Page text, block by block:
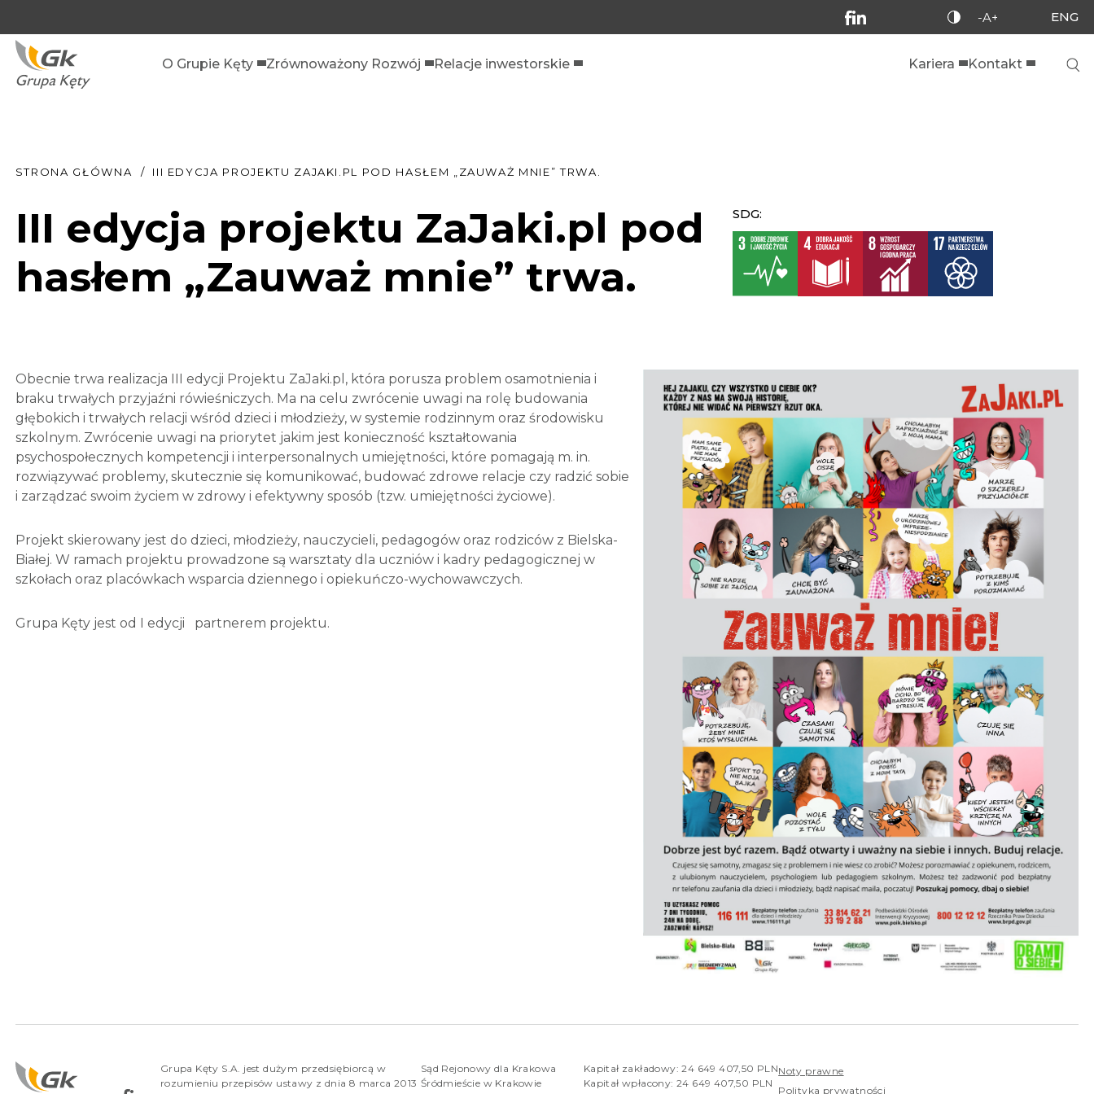
-A+ ENG
O Grupie Kęty Zrównoważony Rozwój Relacje inwestorskie Kariera Kontakt
STRONA GŁÓWNA III EDYCJA PROJEKTU ZAJAKI.PL POD HASŁEM „ZAUWAŻ MNIE” TRWA.
III edycja projektu ZaJaki.pl pod
hasłem „Zauważ mnie” trwa.
SDG:
Obecnie trwa realizacja III edycji Projektu ZaJaki.pl, która porusza problem osamotnienia i
braku trwałych przyjaźni rówieśniczych. Ma na celu zwrócenie uwagi na rolę budowania
głębokich i trwałych relacji wśród dzieci i młodzieży, w systemie rodzinnym oraz środowisku
szkolnym. Zwrócenie uwagi na priorytet jakim jest konieczność kształtowania
psychospołecznych kompetencji i interpersonalnych umiejętności, które pomagają m. in.
rozwiązywać problemy, skutecznie się komunikować, budować zdrowe relacje czy radzić sobie
i zarządzać swoim życiem w zdrowy i efektywny sposób (tzw. umiejętności życiowe).
Projekt skierowany jest do dzieci, młodzieży, nauczycieli, pedagogów oraz rodziców z Bielska-
Białej. W ramach projektu prowadzone są warsztaty dla uczniów i kadry pedagogicznej w
szkołach oraz placówkach wsparcia dziennego i opiekuńczo-wychowawczych.
Grupa Kęty jest od I edycji partnerem projektu.
Grupa Kęty S.A. jest dużym przedsiębiorcą w
rozumieniu przepisów ustawy z dnia 8 marca 2013
Sąd Rejonowy dla Krakowa
Śródmieście w Krakowie
Kapitał zakładowy: 24 649 407,50 PLN
Kapitał wpłacony: 24 649 407,50 PLN
Noty prawne
Polityka prywatności